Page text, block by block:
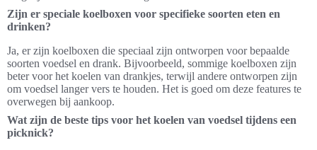
Zijn er speciale koelboxen voor specifieke soorten eten en
drinken?
Ja, er zijn koelboxen die speciaal zijn ontworpen voor bepaalde
soorten voedsel en drank. Bijvoorbeeld, sommige koelboxen zijn
beter voor het koelen van drankjes, terwijl andere ontworpen zijn
om voedsel langer vers te houden. Het is goed om deze features te
overwegen bij aankoop.
Wat zijn de beste tips voor het koelen van voedsel tijdens een
picknick?